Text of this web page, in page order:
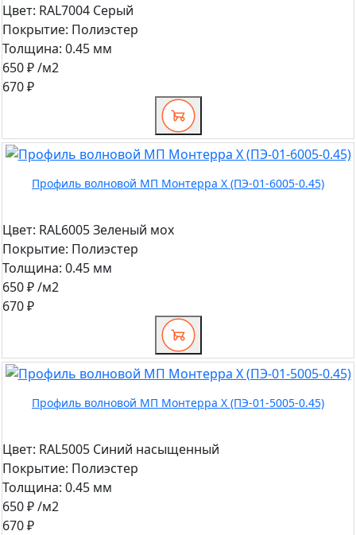
Цвет: RAL7004 Серый
Покрытие: Полиэстер
Толщина: 0.45 мм
650 ₽/м2
670 ₽
Профиль волновой МП Монтерра X (ПЭ-01-6005-0.45)
Цвет: RAL6005 Зеленый мох
Покрытие: Полиэстер
Толщина: 0.45 мм
650 ₽/м2
670 ₽
Профиль волновой МП Монтерра X (ПЭ-01-5005-0.45)
Цвет: RAL5005 Синий насыщенный
Покрытие: Полиэстер
Толщина: 0.45 мм
650 ₽/м2
670 ₽